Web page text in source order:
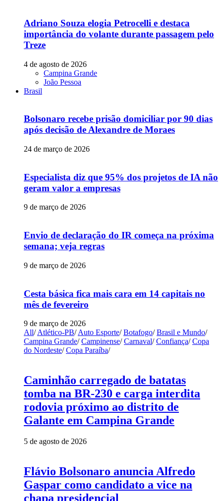
Adriano Souza elogia Petrocelli e destaca
importância do volante durante passagem pelo
Treze
4 de agosto de 2026
Campina Grande
João Pessoa
Brasil
Bolsonaro recebe prisão domiciliar por 90 dias
após decisão de Alexandre de Moraes
24 de março de 2026
Especialista diz que 95% dos projetos de IA não
geram valor a empresas
9 de março de 2026
Envio de declaração do IR começa na próxima
semana; veja regras
9 de março de 2026
Cesta básica fica mais cara em 14 capitais no
mês de fevereiro
9 de março de 2026
All/ Atlético-PB/ Auto Esporte/ Botafogo/ Brasil e Mundo/
Campina Grande/ Campinense/ Carnaval/ Confiança/ Copa
do Nordeste/ Copa Paraíba/
Caminhão carregado de batatas
tomba na BR-230 e carga interdita
rodovia próximo ao distrito de
Galante em Campina Grande
5 de agosto de 2026
Flávio Bolsonaro anuncia Alfredo
Gaspar como candidato a vice na
chapa presidencial